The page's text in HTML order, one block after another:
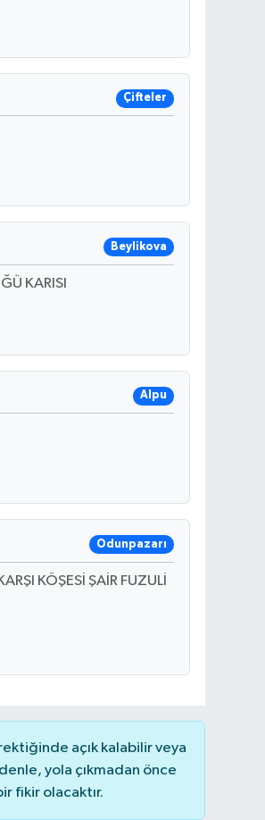
Çifteler
Beylikova
KARISI
Alpu
Odunpazarı
KÖŞESİ ŞAİR FUZULİ
açık kalabilir veya
yola çıkmadan önce
fikir olacaktır.